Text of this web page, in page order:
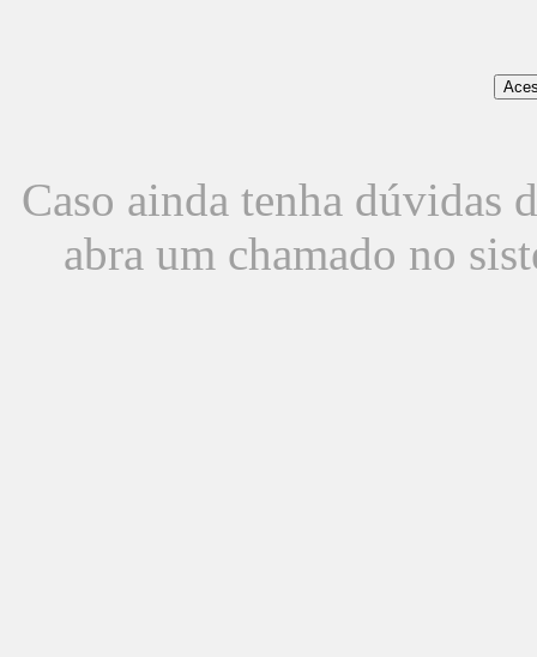
Caso ainda tenha dúvidas
abra um chamado no